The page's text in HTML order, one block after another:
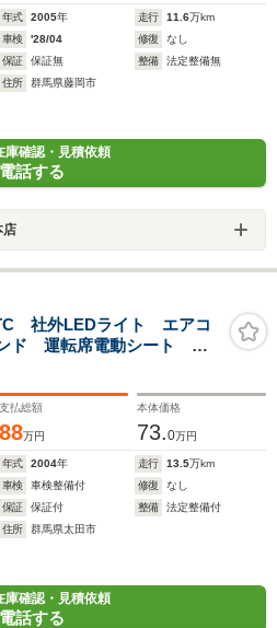
年式 2005年 走行 11.6万km
車検
'28/04 修復
なし
保証
保証無 整備
法定整備無
住所
群馬県藤岡市
庫確認・見積依頼
電話する
店
社外LEDライト エアコ
ド 運転席電動シート ハ
純正 Wエアバック
防止システム ナビ バッ
支払総額
88万円
本体価格
73.0万円
年式 2004年 走行 13.5万km
車検
車検整備付 修復
なし
保証
保証付 整備
法定整備付
住所
群馬県太田市
庫確認・見積依頼
電話する